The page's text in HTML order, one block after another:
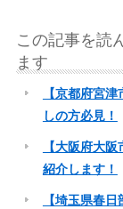
この記事を読
ます
【京都府宮
しの方必見！
【大阪府大
紹介します！
【埼玉県春